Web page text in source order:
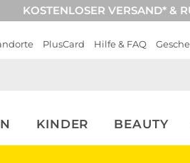
KOSTENLOSER VERSAND* &
PlusCard Hilfe & FAQ
KINDER BEAUTY